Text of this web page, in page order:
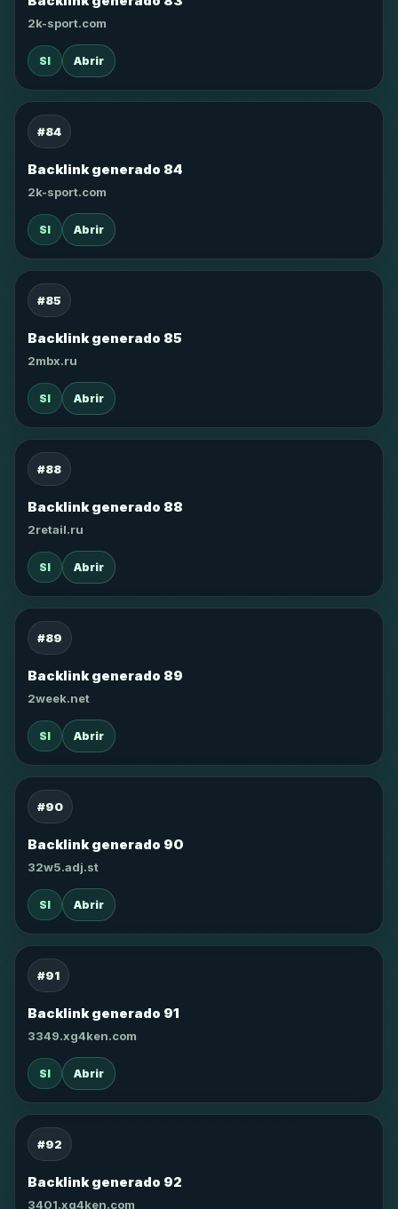
2k-sport.com
SI Abrir
#84
Backlink generado 84
2k-sport.com
SI Abrir
#85
Backlink generado 85
2mbx.ru
SI Abrir
#88
Backlink generado 88
2retail.ru
SI Abrir
#89
Backlink generado 89
2week.net
SI Abrir
#90
Backlink generado 90
32w5.adj.st
SI Abrir
#91
Backlink generado 91
3349.xg4ken.com
SI Abrir
#92
Backlink generado 92
3401.xg4ken.com